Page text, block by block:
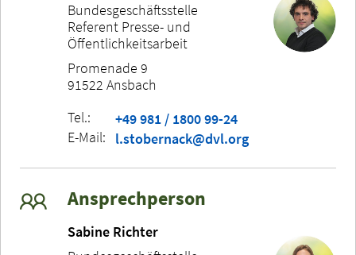
Bundesgeschäftsstelle
Referent Presse- und
Öffentlichkeitsarbeit
Promenade 9
91522 Ansbach
Tel.:
+49 981 / 1800 99-24
E-Mail:
l.stobernack@dvl.org
Ansprechperson
Sabine Richter